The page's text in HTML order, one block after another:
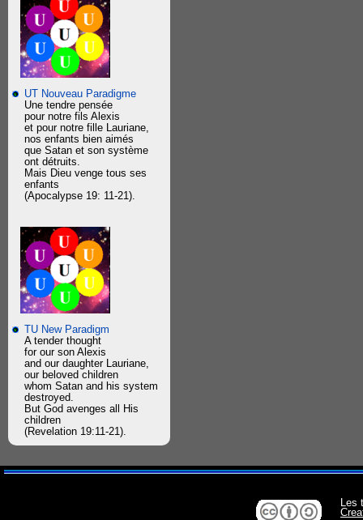
UT Nouveau Paradigme
Une tendre pensée
pour notre fils Alexis
et pour notre fille Lauriane,
nos enfants bien aimés
que Satan et son système
ont détruits.
Mais Dieu venge tous ses
enfants
(Apocalypse 19: 11-21).
TU New Paradigm
A tender thought
for our son Alexis
and our daughter Lauriane,
our beloved children
whom Satan and his system
destroyed.
But God avenges all His
children
(Revelation 19:11-21).
Les